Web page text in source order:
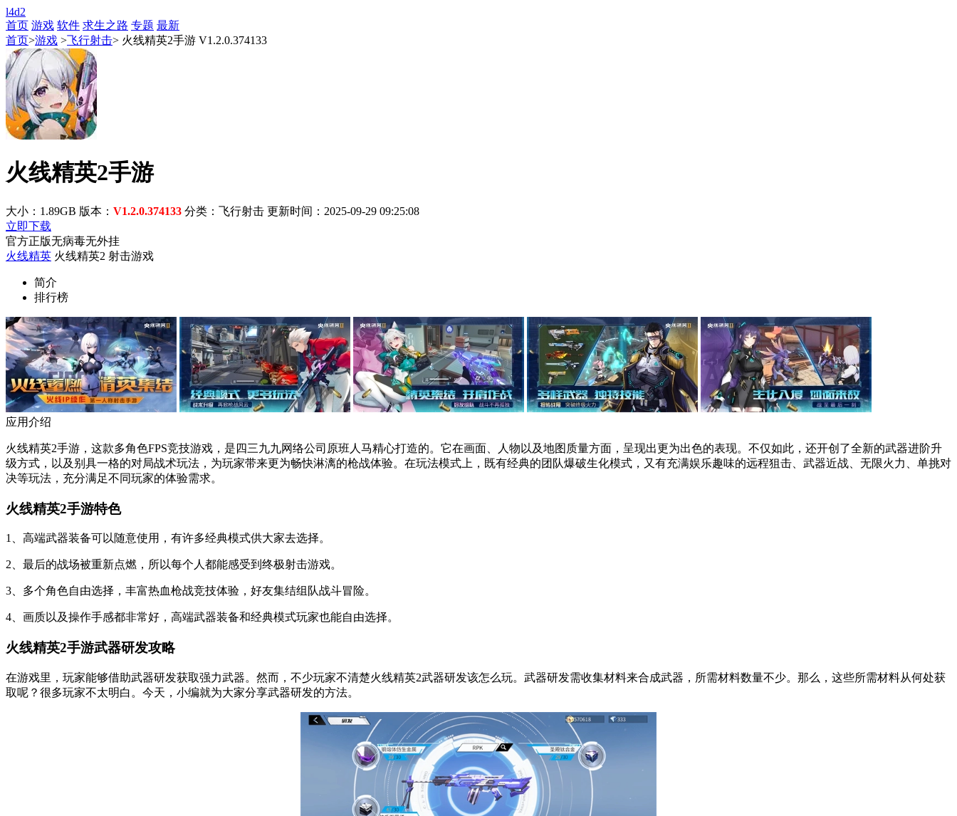
l4d2
首页 游戏 软件 求生之路 专题 最新
首页>游戏 >飞行射击> 火线精英2手游 V1.2.0.374133
火线精英2手游
大小：1.89GB 版本： V1.2.0.374133 分类：飞行射击 更新时间：2025-09-29 09:25:08
立即下载
官方正版无病毒无外挂
火线精英 火线精英2 射击游戏
简介
排行榜
应用介绍
火线精英2手游，这款多角色FPS竞技游戏，是四三九九网络公司原班人马精心打造的。它在画面、人物以及地图质量方面，呈现出更为出色的表现。不仅如此，还开创了全新的武器进阶升
级方式，以及别具一格的对局战术玩法，为玩家带来更为畅快淋漓的枪战体验。在玩法模式上，既有经典的团队爆破生化模式，又有充满娱乐趣味的远程狙击、武器近战、无限火力、单挑对
决等玩法，充分满足不同玩家的体验需求。
火线精英2手游特色
1、高端武器装备可以随意使用，有许多经典模式供大家去选择。
2、最后的战场被重新点燃，所以每个人都能感受到终极射击游戏。
3、多个角色自由选择，丰富热血枪战竞技体验，好友集结组队战斗冒险。
4、画质以及操作手感都非常好，高端武器装备和经典模式玩家也能自由选择。
火线精英2手游武器研发攻略
在游戏里，玩家能够借助武器研发获取强力武器。然而，不少玩家不清楚火线精英2武器研发该怎么玩。武器研发需收集材料来合成武器，所需材料数量不少。那么，这些所需材料从何处获
取呢？很多玩家不太明白。今天，小编就为大家分享武器研发的方法。